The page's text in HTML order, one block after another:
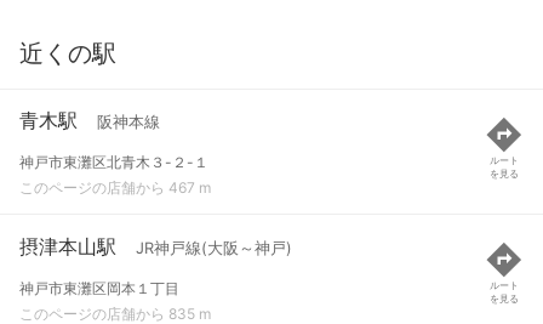
近くの駅
青木駅 阪神本線
神戸市東灘区北青木３-２-１
このページの店舗から 467 m
ルート
を見る
摂津本山駅 JR神戸線(大阪～神戸)
神戸市東灘区岡本１丁目
このページの店舗から 835 m
ルート
を見る